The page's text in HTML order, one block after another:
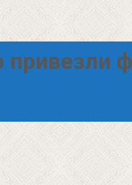
привезли